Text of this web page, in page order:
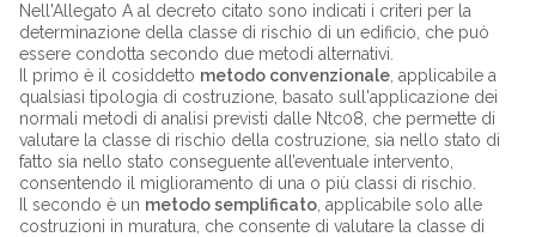
Nell'Allegato A al decreto citato sono indicati i criteri per la
determinazione della classe di rischio di un edificio, che può
essere condotta secondo due metodi alternativi.
Il primo è il cosiddetto metodo convenzionale, applicabile a
qualsiasi tipologia di costruzione, basato sull'applicazione dei
normali metodi di analisi previsti dalle Ntc08, che permette di
valutare la classe di rischio della costruzione, sia nello stato di
fatto sia nello stato conseguente all’eventuale intervento,
consentendo il miglioramento di una o più classi di rischio.
Il secondo è un metodo semplificato, applicabile solo alle
costruzioni in muratura, che consente di valutare la classe di